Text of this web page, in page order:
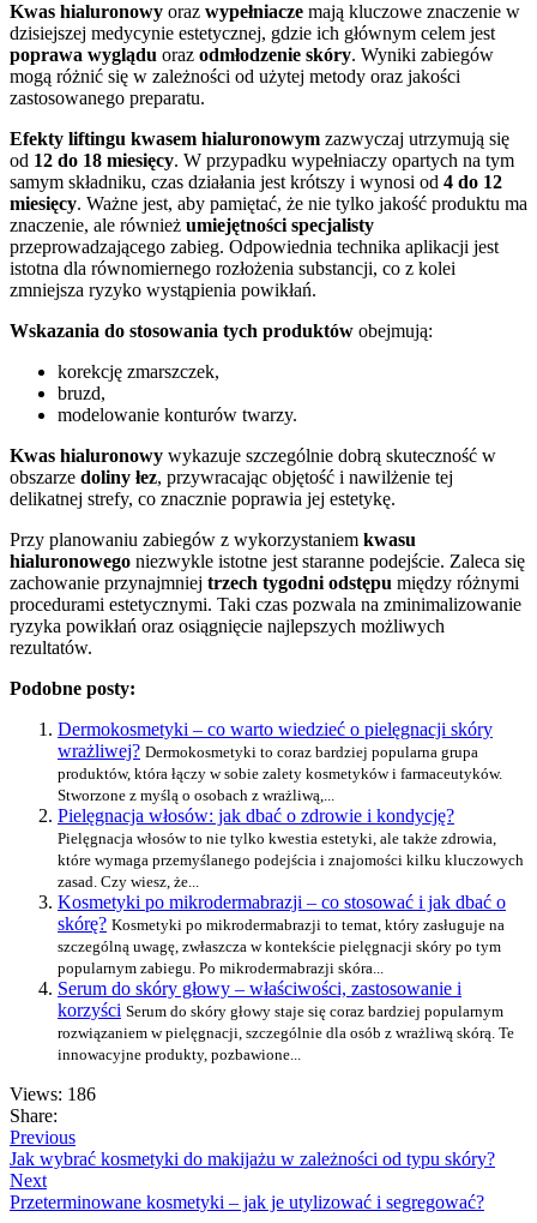
Kwas hialuronowy oraz wypełniacze mają kluczowe znaczenie w
dzisiejszej medycynie estetycznej, gdzie ich głównym celem jest
poprawa wyglądu oraz odmłodzenie skóry. Wyniki zabiegów
mogą różnić się w zależności od użytej metody oraz jakości
zastosowanego preparatu.
Efekty liftingu kwasem hialuronowym zazwyczaj utrzymują się
od 12 do 18 miesięcy. W przypadku wypełniaczy opartych na tym
samym składniku, czas działania jest krótszy i wynosi od 4 do 12
miesięcy. Ważne jest, aby pamiętać, że nie tylko jakość produktu ma
znaczenie, ale również umiejętności specjalisty
przeprowadzającego zabieg. Odpowiednia technika aplikacji jest
istotna dla równomiernego rozłożenia substancji, co z kolei
zmniejsza ryzyko wystąpienia powikłań.
Wskazania do stosowania tych produktów obejmują:
korekcję zmarszczek,
bruzd,
modelowanie konturów twarzy.
Kwas hialuronowy wykazuje szczególnie dobrą skuteczność w
obszarze doliny łez, przywracając objętość i nawilżenie tej
delikatnej strefy, co znacznie poprawia jej estetykę.
Przy planowaniu zabiegów z wykorzystaniem kwasu
hialuronowego niezwykle istotne jest staranne podejście. Zaleca się
zachowanie przynajmniej trzech tygodni odstępu między różnymi
procedurami estetycznymi. Taki czas pozwala na zminimalizowanie
ryzyka powikłań oraz osiągnięcie najlepszych możliwych
rezultatów.
Podobne posty:
Dermokosmetyki – co warto wiedzieć o pielęgnacji skóry
wrażliwej? Dermokosmetyki to coraz bardziej popularna grupa
produktów, która łączy w sobie zalety kosmetyków i farmaceutyków.
Stworzone z myślą o osobach z wrażliwą,...
Pielęgnacja włosów: jak dbać o zdrowie i kondycję?
Pielęgnacja włosów to nie tylko kwestia estetyki, ale także zdrowia,
które wymaga przemyślanego podejścia i znajomości kilku kluczowych
zasad. Czy wiesz, że...
Kosmetyki po mikrodermabrazji – co stosować i jak dbać o
skórę? Kosmetyki po mikrodermabrazji to temat, który zasługuje na
szczególną uwagę, zwłaszcza w kontekście pielęgnacji skóry po tym
popularnym zabiegu. Po mikrodermabrazji skóra...
Serum do skóry głowy – właściwości, zastosowanie i
korzyści Serum do skóry głowy staje się coraz bardziej popularnym
rozwiązaniem w pielęgnacji, szczególnie dla osób z wrażliwą skórą. Te
innowacyjne produkty, pozbawione...
Views: 186
Share:
Previous
Jak wybrać kosmetyki do makijażu w zależności od typu skóry?
Next
Przeterminowane kosmetyki – jak je utylizować i segregować?